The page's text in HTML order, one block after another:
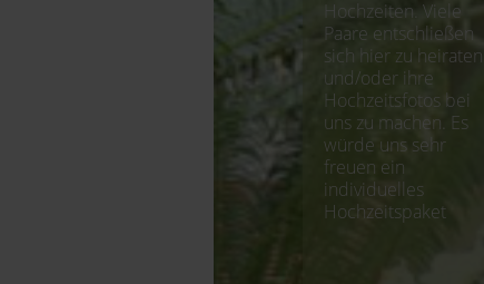
Hochzeiten. Viele
Paare entschließen
sich hier zu heiraten
und/oder ihre
Hochzeitsfotos bei
uns zu machen. Es
würde uns sehr
freuen ein
individuelles
Hochzeitspaket